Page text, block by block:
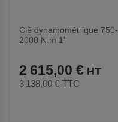
Clé dynamométrique 750-
2000 N.m 1''
2 615,00 €
3 138,00 € TTC